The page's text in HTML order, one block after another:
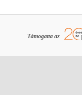
Támogatta az